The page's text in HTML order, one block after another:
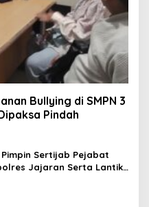
Bullying di SMPN 3
Pindah
Sertijab Pejabat
Jajaran Serta Lantik
Gowa